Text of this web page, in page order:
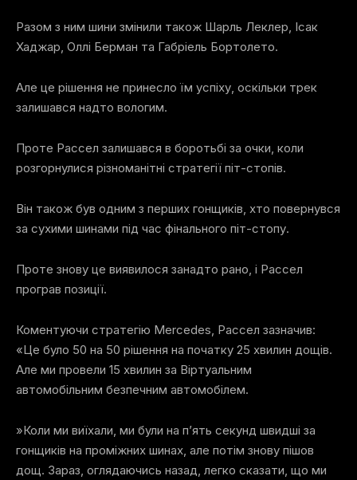
Разом з ним шини змінили також Шарль Леклер, Ісак
Хаджар, Оллі Берман та Габріель Бортолето.
Але це рішення не принесло їм успіху, оскільки трек
залишався надто вологим.
Проте Рассел залишався в боротьбі за очки, коли
розгорнулися різноманітні стратегії піт-стопів.
Він також був одним з перших гонщиків, хто повернувся
за сухими шинами під час фінального піт-стопу.
Проте знову це виявилося занадто рано, і Рассел
програв позиції.
Коментуючи стратегію Mercedes, Рассел зазначив:
«Це було 50 на 50 рішення на початку 25 хвилин дощів.
Але ми провели 15 хвилин за Віртуальним
автомобільним безпечним автомобілем.
»Коли ми виїхали, ми були на п’ять секунд швидші за
гонщиків на проміжних шинах, але потім знову пішов
дощ. Зараз, оглядаючись назад, легко сказати, що ми